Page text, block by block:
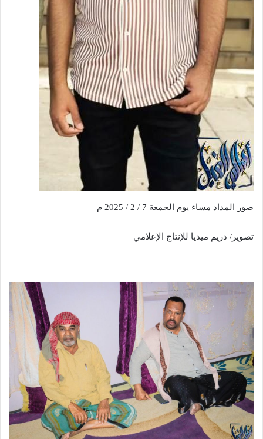
صور المداد مساء يوم الجمعة 7 / 2 / 2025 م
تصوير/ دريم ميديا للإنتاج الإعلامي